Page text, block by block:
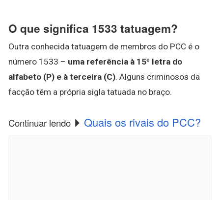
O que significa 1533 tatuagem?
Outra conhecida tatuagem de membros do PCC é o
número 1533 – uma referência à 15ª letra do
alfabeto (P) e à terceira (C). Alguns criminosos da
facção têm a própria sigla tatuada no braço.
Continuar lendo Quais os rivais do PCC?